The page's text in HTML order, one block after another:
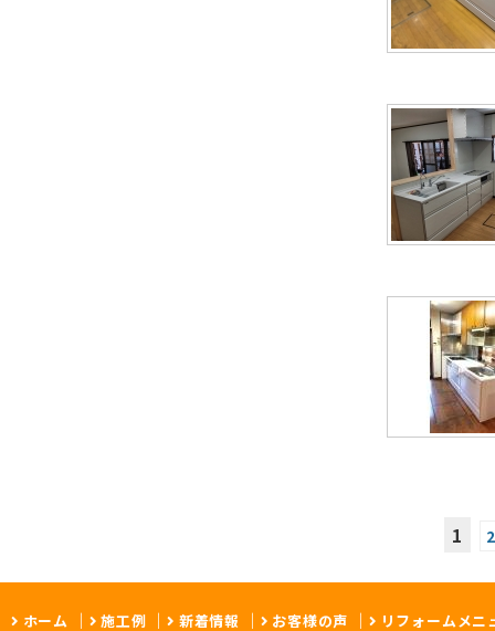
1
ホーム 施工例 新着情報 お客様の声 リフォームメニ